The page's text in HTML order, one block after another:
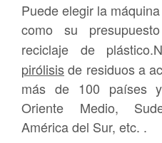
Puede elegir la
como su
reciclaje de
pirólisisde residuos a
más de 100 países
Oriente Medio,
América del Sur, etc. .